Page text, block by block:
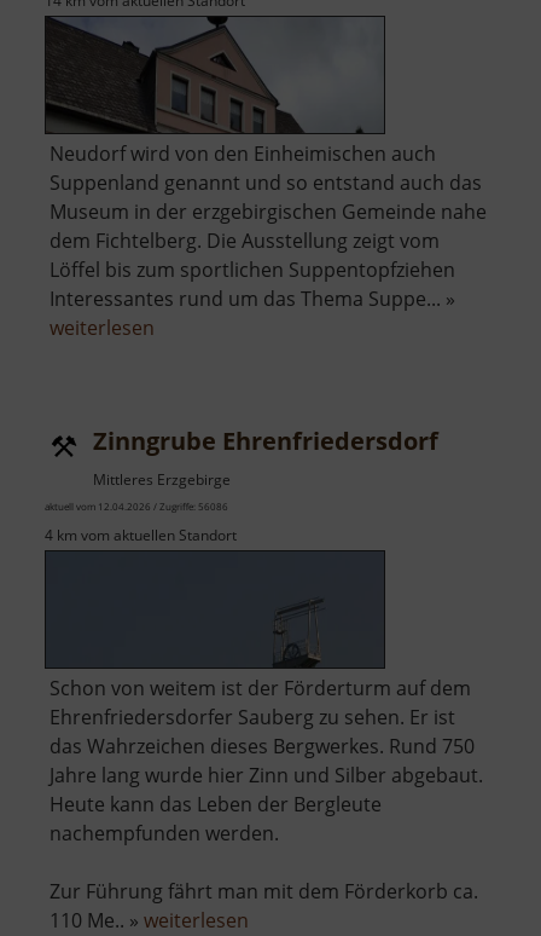
Neudorf wird von den Einheimischen auch
Suppenland genannt und so entstand auch das
Museum in der erzgebirgischen Gemeinde nahe
dem Fichtelberg. Die Ausstellung zeigt vom
Löffel bis zum sportlichen Suppentopfziehen
Interessantes rund um das Thema Suppe... »
weiterlesen
Zinngrube Ehrenfriedersdorf
Mittleres Erzgebirge
aktuell vom 12.04.2026 / Zugriffe: 56086
4 km vom aktuellen Standort
Schon von weitem ist der Förderturm auf dem
Ehrenfriedersdorfer Sauberg zu sehen. Er ist
das Wahrzeichen dieses Bergwerkes. Rund 750
Jahre lang wurde hier Zinn und Silber abgebaut.
Heute kann das Leben der Bergleute
nachempfunden werden.
Zur Führung fährt man mit dem Förderkorb ca.
110 Me.. » weiterlesen